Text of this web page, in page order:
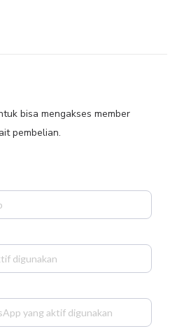
bisa mengakses member
pembelian.